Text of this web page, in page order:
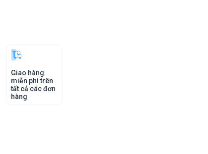
Giao hàng
miễn phí trên
tất cả các đơn
hàng